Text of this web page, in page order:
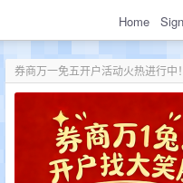
Home
券商万一免五开户活动火热进行中！